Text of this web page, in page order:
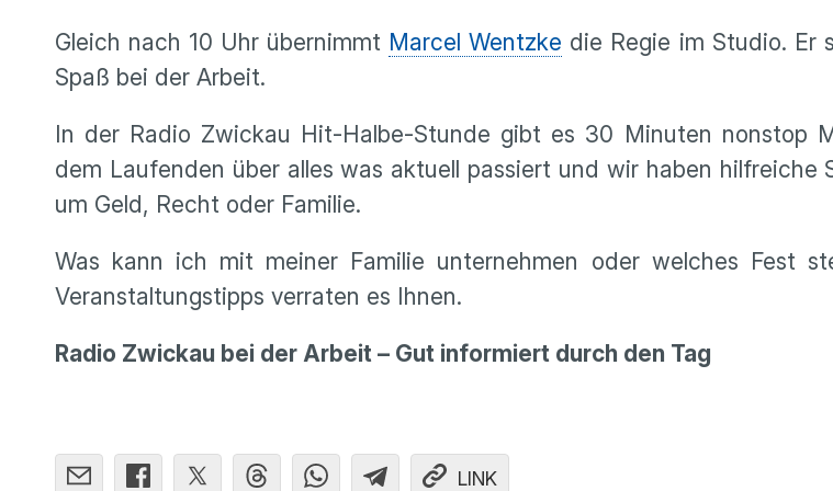
Gleich nach 10 Uhr übernimmt Marcel Wentzke die Regie im Studio. Er
Spaß bei der Arbeit.
In der Radio Zwickau Hit-Halbe-Stunde gibt es 30 Minuten nonstop
dem Laufenden über alles was aktuell passiert und wir haben hilfreiche
um Geld, Recht oder Familie.
Was kann ich mit meiner Familie unternehmen oder welches Fest
Veranstaltungstipps verraten es Ihnen.
Radio Zwickau bei der Arbeit – Gut informiert durch den Tag
LINK